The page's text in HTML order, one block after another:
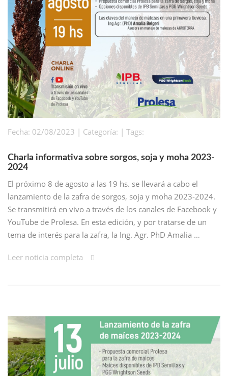
Fecha: 02/08/2023 | Categoría: | Tags:
Charla informativa sobre sorgos, soja y moha 2023-
2024
El próximo 8 de agosto a las 19 hs. se llevará a cabo el
lanzamiento de la zafra de sorgos, soja y moha 2023-2024.
Se transmitirá en vivo a través de los canales de Facebook y
YouTube de Prolesa. En esta edición, y por tratarse de un
tema de interés para la zafra, la Ing. Agr. PhD Amalia …
Leer noticia completa